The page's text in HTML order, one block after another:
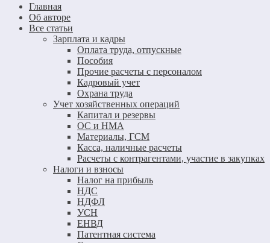
Главная
Об авторе
Все статьи
Зарплата и кадры
Оплата труда, отпускные
Пособия
Прочие расчеты с персоналом
Кадровый учет
Охрана труда
Учет хозяйственных операций
Капитал и резервы
ОС и НМА
Материалы, ГСМ
Касса, наличные расчеты
Расчеты с контрагентами, участие в закупках
Налоги и взносы
Налог на прибыль
НДС
НДФЛ
УСН
ЕНВД
Патентная система